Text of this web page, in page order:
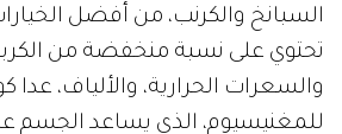
السبانخ والكرنب، من أفضل
تحتوي على نسبة منخفضة من
والسعرات الحرارية، والألياف، عدا
للمغنيسيوم، الذي يساعد الجسم